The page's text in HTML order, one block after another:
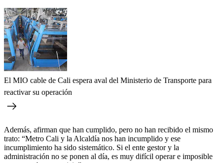
El MIO cable de Cali espera aval del Ministerio de Transporte para
reactivar su operación
Además, afirman que han cumplido, pero no han recibido el mismo
trato: “Metro Cali y la Alcaldía nos han incumplido y ese
incumplimiento ha sido sistemático. Si el ente gestor y la
administración no se ponen al día, es muy difícil operar e imposible